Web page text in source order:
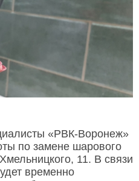
«РВК-Воронеж»
по замене шарового
11. В связи
временно